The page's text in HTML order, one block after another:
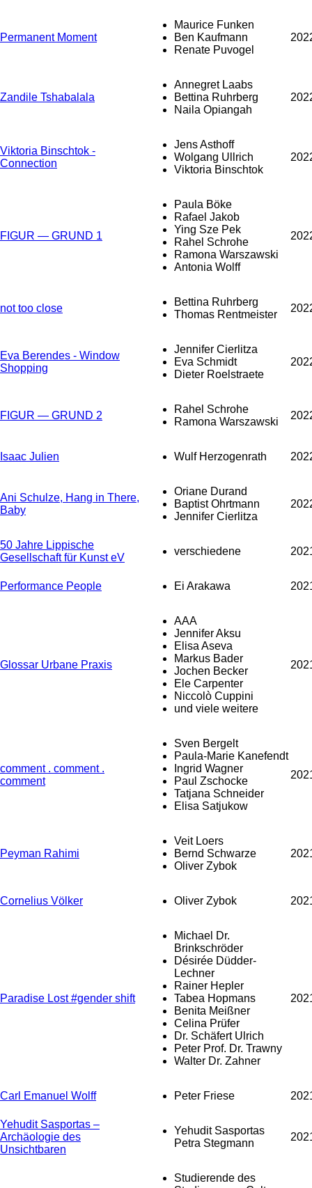
Permanent Moment
Maurice Funken
Ben Kaufmann
Renate Puvogel
Zandile Tshabalala
Annegret Laabs
Bettina Ruhrberg
Naila Opiangah
Viktoria Binschtok -
Connection
Jens Asthoff
Wolgang Ullrich
Viktoria Binschtok
FIGUR — GRUND 1
Paula Böke
Rafael Jakob
Ying Sze Pek
Rahel Schrohe
Ramona Warszawski
Antonia Wolff
not too close
Bettina Ruhrberg
Thomas Rentmeister
Eva Berendes - Window
Shopping
Jennifer Cierlitza
Eva Schmidt
Dieter Roelstraete
FIGUR — GRUND 2
Rahel Schrohe
Ramona Warszawski
Isaac Julien Wulf Herzogenrath
Ani Schulze, Hang in There,
Baby
Oriane Durand
Baptist Ohrtmann
Jennifer Cierlitza
50 Jahre Lippische
Gesellschaft für Kunst eV
verschiedene
Performance People Ei Arakawa
Glossar Urbane Praxis
AAA
Jennifer Aksu
Elisa Aseva
Markus Bader
Jochen Becker
Ele Carpenter
Niccolò Cuppini
und viele weitere
comment . comment .
comment
Sven Bergelt
Paula-Marie Kanefendt
Ingrid Wagner
Paul Zschocke
Tatjana Schneider
Elisa Satjukow
Peyman Rahimi
Veit Loers
Bernd Schwarze
Oliver Zybok
Cornelius Völker Oliver Zybok
Paradise Lost #gender shift
Michael Dr.
Brinkschröder
Désirée Düdder-
Lechner
Rainer Hepler
Tabea Hopmans
Benita Meißner
Celina Prüfer
Dr. Schäfert Ulrich
Peter Prof. Dr. Trawny
Walter Dr. Zahner
Carl Emanuel Wolff Peter Friese
Yehudit Sasportas –
Archäologie des
Unsichtbaren
Yehudit Sasportas
Petra Stegmann
Studierende des